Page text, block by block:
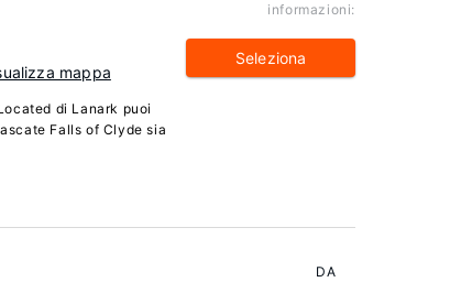
mappa
di Lanark puoi
Falls of Clyde sia
informazioni:
Seleziona
DA